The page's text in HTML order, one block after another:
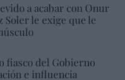
a acabar con Onur
Soler le exige que le
fiasco del Gobierno
e influencia